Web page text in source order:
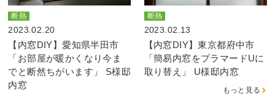
断熱
2023.02.20
【内窓DIY】愛知県半田市
「お部屋が暖かくなり今ま
でと断然ちがいます」 S様邸
内窓
断熱
2023.02.13
【内窓DIY】東京都府中市
「簡易内窓をプラマードUに
取り替え」 U様邸内窓
もっと見る